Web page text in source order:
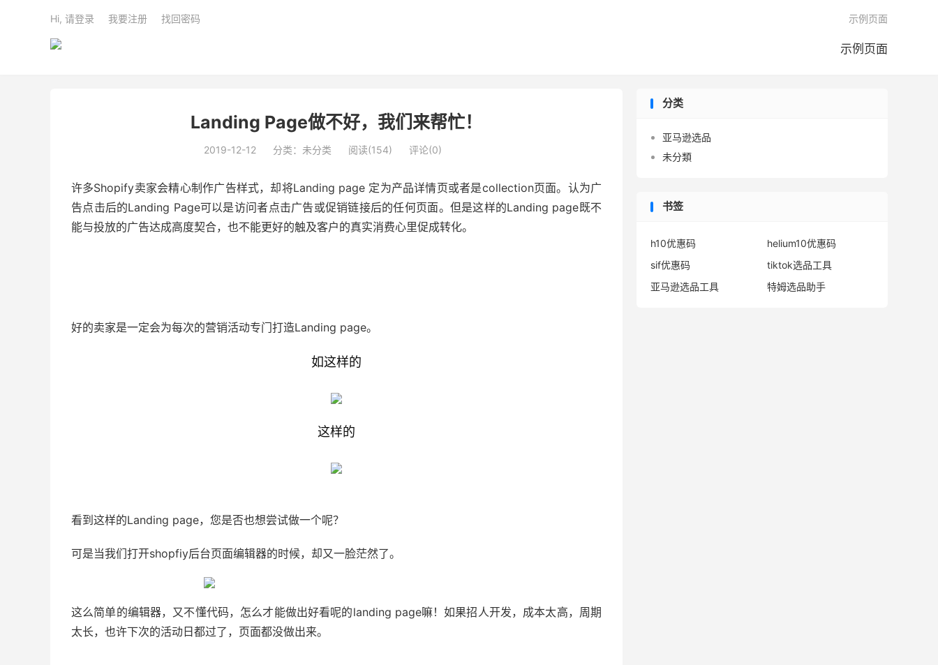
示例页面
示例页面
Hi, 请登录 我要注册 找回密码
Landing Page做不好，我们来帮忙！
2019-12-12 分类：未分类 阅读(154) 评论(0)
许多Shopify卖家会精心制作广告样式，却将Landing page 定为产品详情页或者是collection页面。认为广
告点击后的Landing Page可以是访问者点击广告或促销链接后的任何页面。但是这样的Landing page既不
能与投放的广告达成高度契合，也不能更好的触及客户的真实消费心里促成转化。
好的卖家是一定会为每次的营销活动专门打造Landing page。
如这样的
这样的
看到这样的Landing page，您是否也想尝试做一个呢？
可是当我们打开shopfiy后台页面编辑器的时候，却又一脸茫然了。
这么简单的编辑器，又不懂代码，怎么才能做出好看呢的landing page嘛！如果招人开发，成本太高，周期
太长，也许下次的活动日都过了，页面都没做出来。
分类
亚马逊选品
未分類
书签
h10优惠码
helium10优惠码
sif优惠码
tiktok选品工具
亚马逊选品工具
特姆选品助手